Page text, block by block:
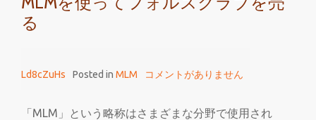
る
Ld8cZuHs Posted in MLM コメントがありません
「MLM」という略称はさまざまな分野で使用され